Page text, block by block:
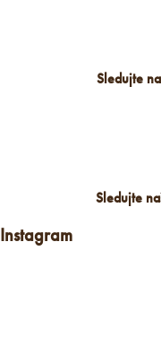
Sledujte
Sledujte
Instagram